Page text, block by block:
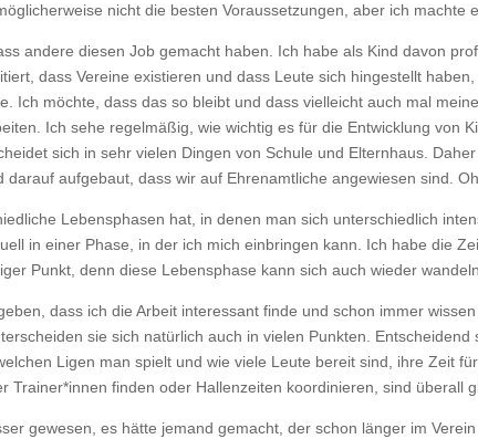
nicht die besten Voraussetzungen, aber ich machte
andere diesen Job gemacht haben. Ich habe als Kind davon
dass Vereine existieren und dass Leute sich hingestellt
Ich möchte, dass das so bleibt und dass vielleicht auch mal
Ich sehe regelmäßig, wie wichtig es für die Entwicklung von
sich in sehr vielen Dingen von Schule und Elternhaus.
darauf aufgebaut, dass wir auf Ehrenamtliche angewiesen sind.
Lebensphasen hat, in denen man sich unterschiedlich
in einer Phase, in der ich mich einbringen kann. Ich habe die
Punkt, denn diese Lebensphase kann sich auch wieder
dass ich die Arbeit interessant finde und schon immer
sie sich natürlich auch in vielen Punkten.
Ligen man spielt und wie viele Leute bereit sind, ihre Zeit
Trainer*innen finden oder Hallenzeiten koordinieren, sind überall
gewesen, es hätte jemand gemacht, der schon länger im